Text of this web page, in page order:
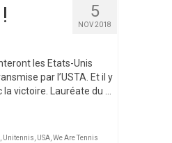
5
NOV 2018
les Etats-Unis
par l’USTA. Et il y
victoire. Lauréate du …
Unitennis USA, We Are Tennis